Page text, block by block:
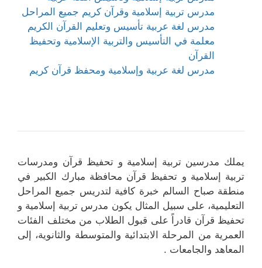
مدرس تربية إسلامية وقرآن كريم جميع المراحل
مدرس لغة عربية تأسيس وتعليم القرآن الكريم
معلمة في التأسيس والتربية الإسلامية وتحفيظ
القرآن
مدرس لغة عربية وإسلامية ومحفظ قرآن كريم
يملك مدرسين تربية إسلامية و تحفيظ قرآن ومدرسات
تربية إسلامية و تحفيظ قرآن محافظة مبارك الكبير في
منطقة صباح السالم خبرة كافية لتدريس جميع المراحل
التعليمية، على سبيل المثال يكون مدرس تربية إسلامية و
تحفيظ قرآن قادراً على قبول الطلاب من مختلف الفئات
العمرية من المرحلة الابتدائية والمتوسطة والثانوية، إلى
المعاهد والجامعات .